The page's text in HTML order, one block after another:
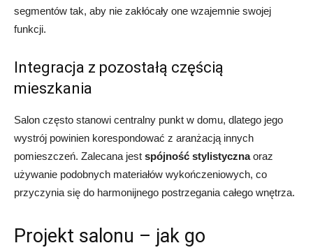
segmentów tak, aby nie zakłócały one wzajemnie swojej
funkcji.
Integracja z pozostałą częścią
mieszkania
Salon często stanowi centralny punkt w domu, dlatego jego
wystrój powinien korespondować z aranżacją innych
pomieszczeń. Zalecana jest spójność stylistycznaoraz
używanie podobnych materiałów wykończeniowych, co
przyczynia się do harmonijnego postrzegania całego wnętrza.
Projekt salonu – jak go